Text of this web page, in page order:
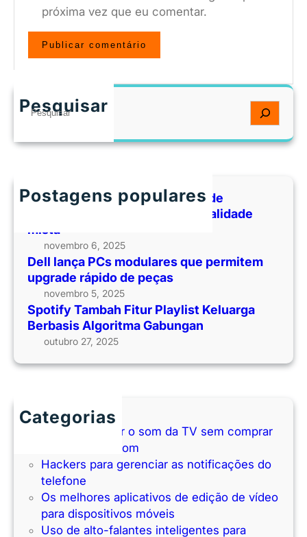
próxima vez que eu comentar.
Pesquisar
S
a
h
Postagens populares
Empresas lançam plataformas de
aprendizado corporativo em realidade
mista
novembro 6, 2025
Dell lança PCs modulares que permitem
upgrade rápido de peças
novembro 5, 2025
Spotify Tambah Fitur Playlist Keluarga
Berbasis Algoritma Gabungan
outubro 27, 2025
Categorias
Como melhorar o som da TV sem comprar
uma barra de som
Hackers para gerenciar as notificações do
telefone
Os melhores aplicativos de edição de vídeo
para dispositivos móveis
Uso de alto-falantes inteligentes para